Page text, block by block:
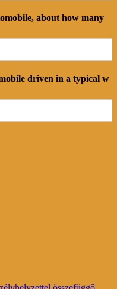
about how many
driven in a typical w